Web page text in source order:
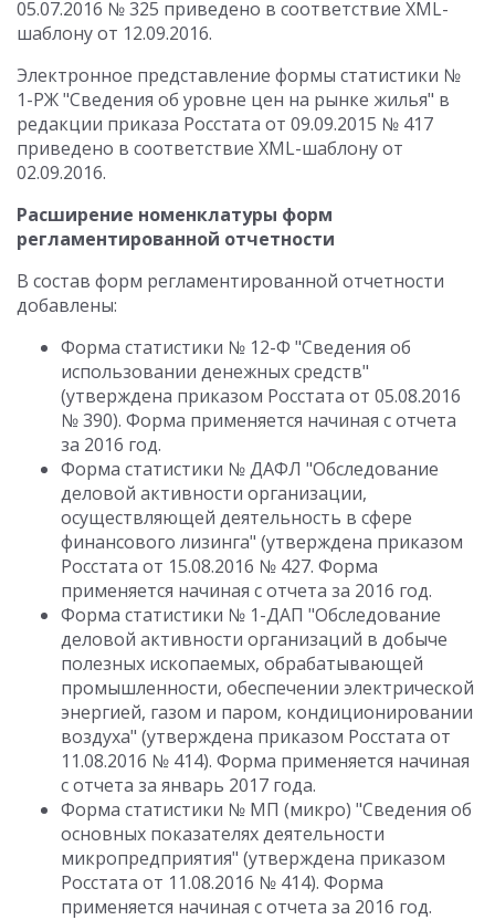
05.07.2016 № 325 приведено в соответствие XML-
шаблону от 12.09.2016.
Электронное представление формы статистики №
1-РЖ "Сведения об уровне цен на рынке жилья" в
редакции приказа Росстата от 09.09.2015 № 417
приведено в соответствие XML-шаблону от
02.09.2016.
Расширение номенклатуры форм
регламентированной отчетности
В состав форм регламентированной отчетности
добавлены:
Форма статистики № 12-Ф "Сведения об
использовании денежных средств"
(утверждена приказом Росстата от 05.08.2016
№ 390). Форма применяется начиная с отчета
за 2016 год.
Форма статистики № ДАФЛ "Обследование
деловой активности организации,
осуществляющей деятельность в сфере
финансового лизинга" (утверждена приказом
Росстата от 15.08.2016 № 427. Форма
применяется начиная с отчета за 2016 год.
Форма статистики № 1-ДАП "Обследование
деловой активности организаций в добыче
полезных ископаемых, обрабатывающей
промышленности, обеспечении электрической
энергией, газом и паром, кондиционировании
воздуха" (утверждена приказом Росстата от
11.08.2016 № 414). Форма применяется начиная
с отчета за январь 2017 года.
Форма статистики № МП (микро) "Сведения об
основных показателях деятельности
микропредприятия" (утверждена приказом
Росстата от 11.08.2016 № 414). Форма
применяется начиная с отчета за 2016 год.